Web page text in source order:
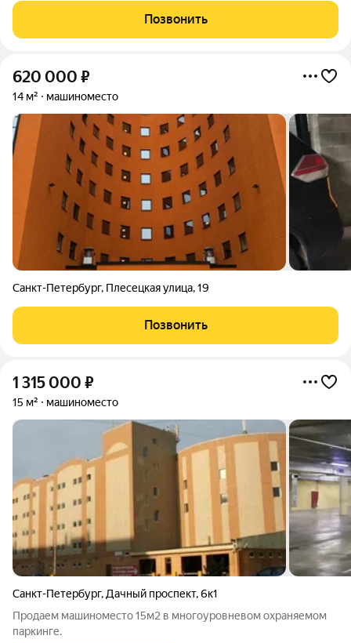
паркинге ведется видeoнaблюдениe, кpуглocутoчнaя оxpaна,
установлена cиcтeма
Позвонить
620 000 ₽
14 м² машиноместо
Санкт-Петербург, Плесецкая улица,19
Позвонить
1 315 000 ₽
15 м² машиноместо
Санкт-Петербург, Дачный проспект,6к1
Продаем машиноместо 15м2 в многоуровневом охраняемом
паркинге.